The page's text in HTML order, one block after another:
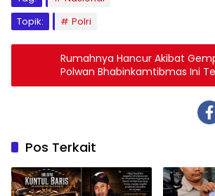
Topik:
Polri
Rumahnya Hancur Akibat
Polwan Bhabinkamtibmas Ini
Tugas Layani Masyarakat
Pos Terkait